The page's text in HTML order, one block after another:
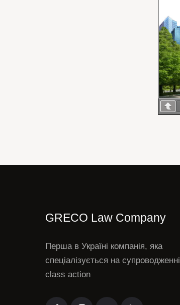
GRECO Law Company
Перша в Україні компанія, яка
спеціалізується на супроводженні
class action